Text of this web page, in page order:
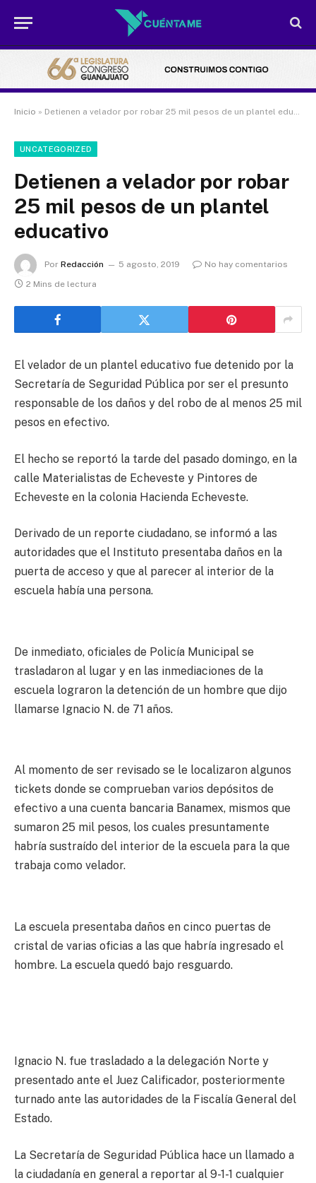
Inicio » Detienen a velador por robar 25 mil pesos de un plantel educativo
UNCATEGORIZED
Detienen a velador por robar
25 mil pesos de un plantel
educativo
Por Redacción 5 agosto, 2019
No hay comentarios
2 Mins de lectura
El velador de un plantel educativo fue detenido por la
Secretaría de Seguridad Pública por ser el presunto
responsable de los daños y del robo de al menos 25 mil
pesos en efectivo.
El hecho se reportó la tarde del pasado domingo, en la
calle Materialistas de Echeveste y Pintores de
Echeveste en la colonia Hacienda Echeveste.
Derivado de un reporte ciudadano, se informó a las
autoridades que el Instituto presentaba daños en la
puerta de acceso y que al parecer al interior de la
escuela había una persona.
De inmediato, oficiales de Policía Municipal se
trasladaron al lugar y en las inmediaciones de la
escuela lograron la detención de un hombre que dijo
llamarse Ignacio N. de 71 años.
Al momento de ser revisado se le localizaron algunos
tickets donde se comprueban varios depósitos de
efectivo a una cuenta bancaria Banamex, mismos que
sumaron 25 mil pesos, los cuales presuntamente
habría sustraído del interior de la escuela para la que
trabaja como velador.
La escuela presentaba daños en cinco puertas de
cristal de varias oficias a las que habría ingresado el
hombre. La escuela quedó bajo resguardo.
Ignacio N. fue trasladado a la delegación Norte y
presentado ante el Juez Calificador, posteriormente
turnado ante las autoridades de la Fiscalía General del
Estado.
La Secretaría de Seguridad Pública hace un llamado a
la ciudadanía en general a reportar al 9-1-1 cualquier